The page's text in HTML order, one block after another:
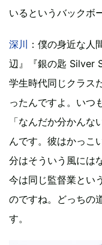
いるというバックボ
深川 ：僕の身近な人
辺』『銀の匙 Silver
学生時代同じクラス
ったんですよ。いつ
「なんだか分かんな
んです。彼はかっこ
分はそういう風には
今は同じ監督業とい
のですね。どっちの
す。